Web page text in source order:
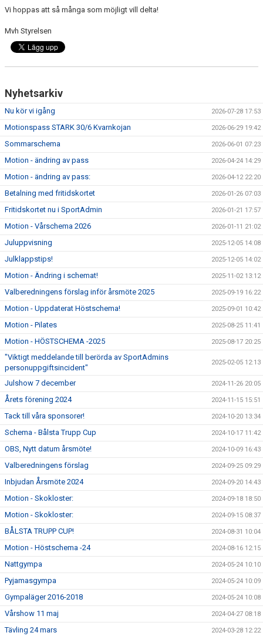
Vi hoppas att så många som möjligt vill delta!
Mvh Styrelsen
Nyhetsarkiv
Nu kör vi igång 2026-07-28 17:53
Motionspass STARK 30/6 Kvarnkojan 2026-06-29 19:42
Sommarschema 2026-06-01 07:23
Motion - ändring av pass 2026-04-24 14:29
Motion - ändring av pass: 2026-04-12 22:20
Betalning med fritidskortet 2026-01-26 07:03
Fritidskortet nu i SportAdmin 2026-01-21 17:57
Motion - Vårschema 2026 2026-01-11 21:02
Juluppvisning 2025-12-05 14:08
Julklappstips! 2025-12-05 14:02
Motion - Ändring i schemat! 2025-11-02 13:12
Valberedningens förslag inför årsmöte 2025 2025-09-19 16:22
Motion - Uppdaterat Höstschema! 2025-09-01 10:42
Motion - Pilates 2025-08-25 11:41
Motion - HÖSTSCHEMA -2025 2025-08-17 20:25
"Viktigt meddelande till berörda av SportAdmins
personuppgiftsincident"
2025-02-05 12:13
Julshow 7 december 2024-11-26 20:05
Årets förening 2024 2024-11-15 15:51
Tack till våra sponsorer! 2024-10-20 13:34
Schema - Bålsta Trupp Cup 2024-10-17 11:42
OBS, Nytt datum årsmöte! 2024-10-09 16:43
Valberedningens förslag 2024-09-25 09:29
Inbjudan Årsmöte 2024 2024-09-20 14:43
Motion - Skokloster: 2024-09-18 18:50
Motion - Skokloster: 2024-09-15 08:37
BÅLSTA TRUPP CUP! 2024-08-31 10:04
Motion - Höstschema -24 2024-08-16 12:15
Nattgympa 2024-05-24 10:10
Pyjamasgympa 2024-05-24 10:09
Gympaläger 2016-2018 2024-05-24 10:08
Vårshow 11 maj 2024-04-27 08:18
Tävling 24 mars 2024-03-28 12:22